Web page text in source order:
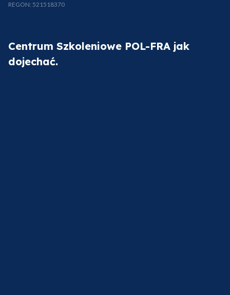
REGON: 521518370
Centrum Szkoleniowe POL-FRA jak
dojechać.